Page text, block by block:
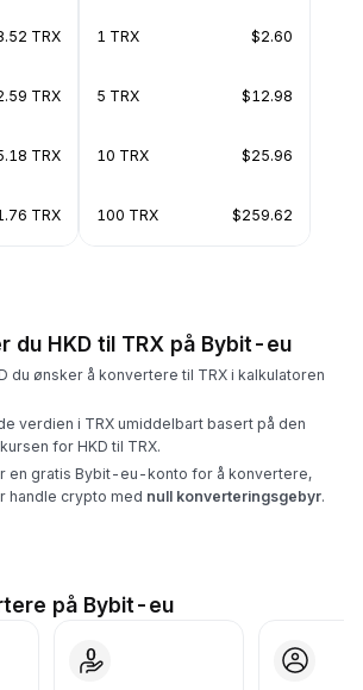
TRX
TRX
TRX
TRX
1 TRX $2.60
5 TRX $12.98
10 TRX $25.96
100 TRX $259.62
du HKD til TRX på Bybit-eu
du ønsker å konvertere til TRX i kalkulatoren
verdien i TRX umiddelbart basert på den
for HKD til TRX.
en gratis Bybit-eu-konto for å konvertere,
handle crypto med null konverteringsgebyr.
på Bybit-eu